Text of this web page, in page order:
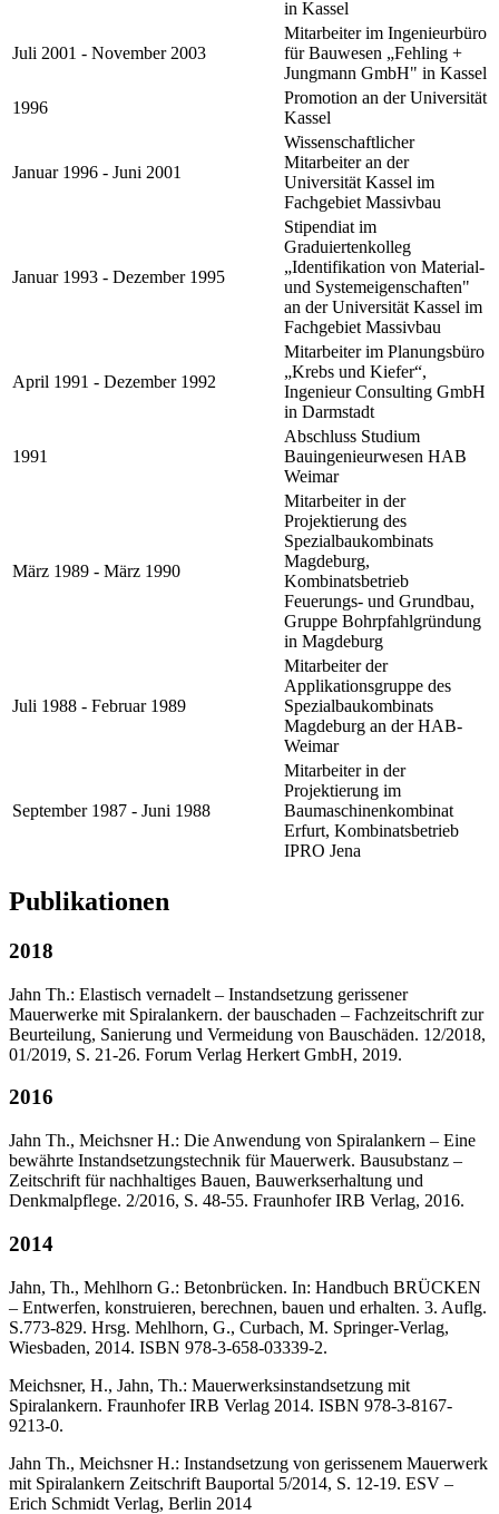
in Kassel
Juli 2001 - November 2003
Mitarbeiter im Ingenieurbüro
für Bauwesen „Fehling +
Jungmann GmbH" in Kassel
1996
Promotion an der Universität
Kassel
Januar 1996 - Juni 2001
Wissenschaftlicher
Mitarbeiter an der
Universität Kassel im
Fachgebiet Massivbau
Januar 1993 - Dezember 1995
Stipendiat im
Graduiertenkolleg
„Identifikation von Material-
und Systemeigenschaften"
an der Universität Kassel im
Fachgebiet Massivbau
April 1991 - Dezember 1992
Mitarbeiter im Planungsbüro
„Krebs und Kiefer“,
Ingenieur Consulting GmbH
in Darmstadt
1991
Abschluss Studium
Bauingenieurwesen HAB
Weimar
März 1989 - März 1990
Mitarbeiter in der
Projektierung des
Spezialbaukombinats
Magdeburg,
Kombinatsbetrieb
Feuerungs- und Grundbau,
Gruppe Bohrpfahlgründung
in Magdeburg
Juli 1988 - Februar 1989
Mitarbeiter der
Applikationsgruppe des
Spezialbaukombinats
Magdeburg an der HAB-
Weimar
September 1987 - Juni 1988
Mitarbeiter in der
Projektierung im
Baumaschinenkombinat
Erfurt, Kombinatsbetrieb
IPRO Jena
Publikationen
2018
Jahn Th.: Elastisch vernadelt – Instandsetzung gerissener
Mauerwerke mit Spiralankern. der bauschaden – Fachzeitschrift zur
Beurteilung, Sanierung und Vermeidung von Bauschäden. 12/2018,
01/2019, S. 21-26. Forum Verlag Herkert GmbH, 2019.
2016
Jahn Th., Meichsner H.: Die Anwendung von Spiralankern – Eine
bewährte Instandsetzungstechnik für Mauerwerk. Bausubstanz –
Zeitschrift für nachhaltiges Bauen, Bauwerkserhaltung und
Denkmalpflege. 2/2016, S. 48-55. Fraunhofer IRB Verlag, 2016.
2014
Jahn, Th., Mehlhorn G.: Betonbrücken. In: Handbuch BRÜCKEN
– Entwerfen, konstruieren, berechnen, bauen und erhalten. 3. Auflg.
S.773-829. Hrsg. Mehlhorn, G., Curbach, M. Springer-Verlag,
Wiesbaden, 2014. ISBN 978-3-658-03339-2.
Meichsner, H., Jahn, Th.: Mauerwerksinstandsetzung mit
Spiralankern. Fraunhofer IRB Verlag 2014. ISBN 978-3-8167-
9213-0.
Jahn Th., Meichsner H.: Instandsetzung von gerissenem Mauerwerk
mit Spiralankern Zeitschrift Bauportal 5/2014, S. 12-19. ESV –
Erich Schmidt Verlag, Berlin 2014